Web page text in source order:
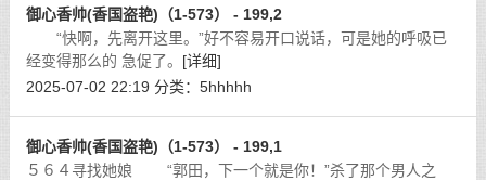
御心香帅(香国盗艳)（1-573） - 199,2
“快啊，先离开这里。”好不容易开口说话，可是她的呼吸已
经变得那么的 急促了。 [详细]
2025-07-02 22:19 分类： 5hhhhh
御心香帅(香国盗艳)（1-573） - 199,1
５６４寻找她娘 “郭田，下一个就是你！”杀了那个男人之